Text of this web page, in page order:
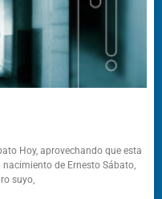
Hoy, aprovechando que esta
de Ernesto Sábato,
suyo,